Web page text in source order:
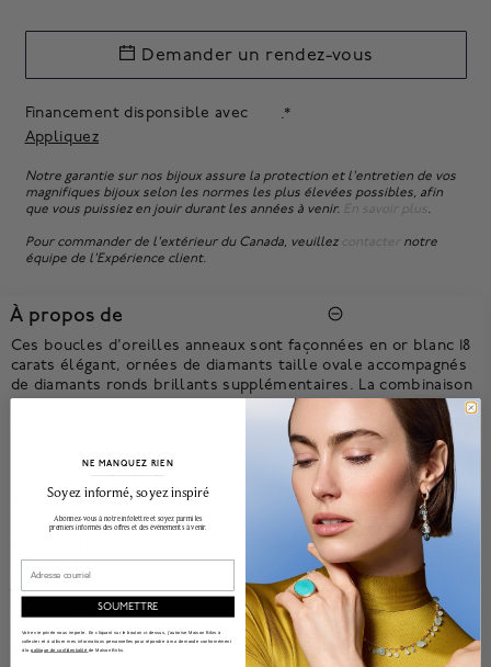
Financement disponsible avec
.*
Appliquez
Demander un rendez-vous
Notre garantie sur nos bijoux assure la protection et l'entretien de vos
magnifiques bijoux selon les normes les plus élevées possibles, afin
que vous puissiez en jouir durant les années à venir. En savoir plus.
Pour commander de l'extérieur du Canada, veuillez contacter
notre
équipe de l'Expérience client.
À propos de
Ces boucles d'oreilles anneaux sont façonnées en or blanc 18
carats élégant, ornées de diamants taille ovale accompagnés
de diamants ronds brillants supplémentaires. La combinaison
de diamants ovales et ronds apporte profondeur et éclat,
faisant de ces boucles d'oreilles un ajout polyvalent et
Or blanc 18 carats. Diamants totalisant 0,46 ct, de couleur GH
et de clarté VS.
Détails
Numéro Du Produit:
450019466142
Collection:
Birks Essentiels
NE MANQUEZ RIEN
Soyez informé, soyez inspiré
Abonnez-vous à notre infolettre et soyez parmi les
premiers informés des offres et des événements à venir.
SOUMETTRE
Votre vie privée nous importe. En cliquant sur le bouton ci-dessus, j'autorise Maison Bikrs à
collecter et à utiliser mes informations personnelles pour répondre à ma demande conformément
à lapolitique de confidentialité de Maison Birks.